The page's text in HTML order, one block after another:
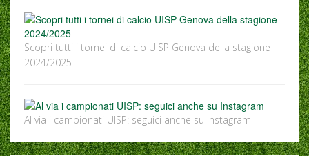
Scopri tutti i tornei di calcio UISP Genova della stagione
2024/2025
Al via i campionati UISP: seguici anche su Instagram